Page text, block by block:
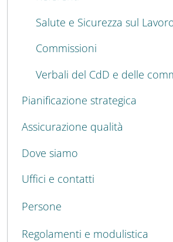
Salute e Sicurezza sul
Commissioni
Verbali del CdD e delle
Pianificazione strategica
Assicurazione qualità
Dove siamo
Uffici e contatti
Persone
Regolamenti e modulistica